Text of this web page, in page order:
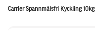
Carrier Spannmålsfri Kyckling 10kg